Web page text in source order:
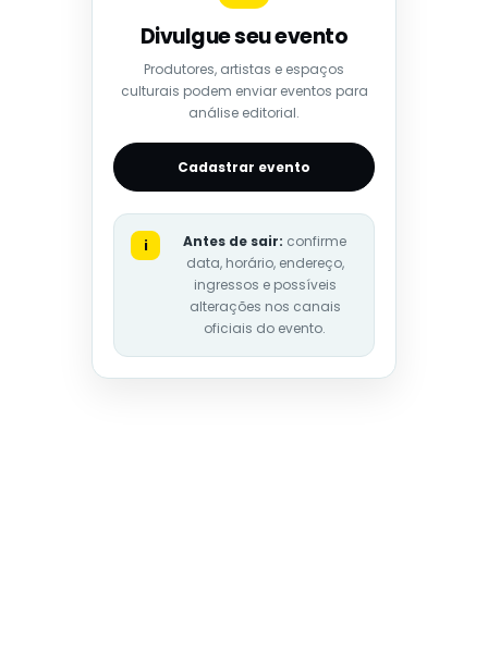
Divulgue seu evento
Produtores, artistas e espaços
culturais podem enviar eventos para
análise editorial.
Cadastrar evento
i Antes de sair: confirme
data, horário, endereço,
ingressos e possíveis
alterações nos canais
oficiais do evento.